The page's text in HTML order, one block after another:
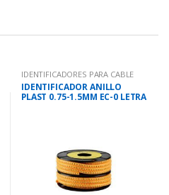
IDENTIFICADORES PARA CABLE
IDENTIFICADOR ANILLO
PLAST 0.75-1.5MM EC-0 LETRA